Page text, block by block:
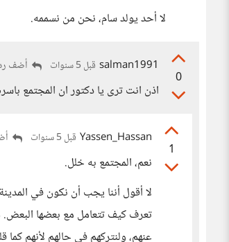
لا أحد يولد سام، نحن من نسممه.
0
salman1991 قبل 5 سنوات أضف
اذن انت ترى يا دكتور ان المجتمع
1
Yassen_Hassan قبل 5 سنوات
نعم، المجتمع به خلل.
لا أقول أننا يجب أن نكون في
تعرف كيف تتعامل مع بعضها البعض.
عنهم، ولنتركهم في حالهم لأنهم